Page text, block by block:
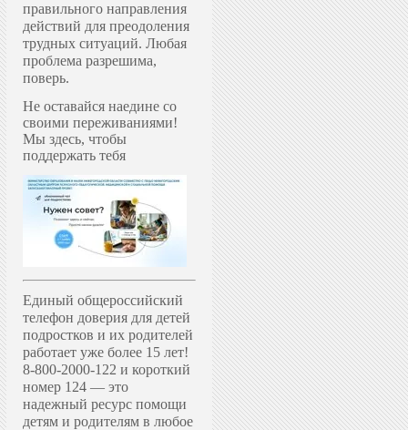
правильного направления
действий для преодоления
трудных ситуаций. Любая
проблема разрешима,
поверь.
Не оставайся наедине со
своими переживаниями!
Мы здесь, чтобы
поддержать тебя
Единый общероссийский
телефон доверия для детей
подростков и их родителей
работает уже более 15 лет!
8-800-2000-122 и короткий
номер 124 — это
надежный ресурс помощи
детям и родителям в любое